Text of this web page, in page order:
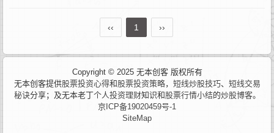
07股票）继续持有，清仓天汽模...
‹‹
1 ››
Copyright © 2025 无本创客 版权所有
无本创客提供股票投资心得和 股票投资策略， 短线炒股技巧、 短线交易
秘诀分享；及无本老丁个人投资理财知识和 股票行情小结的炒股博客。
京ICP备19020459号-1
SiteMap